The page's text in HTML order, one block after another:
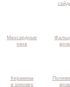
Мансардные
окна
Керамика
и клинкер